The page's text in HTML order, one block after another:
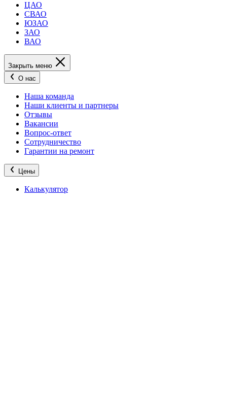
ЦАО
СВАО
ЮЗАО
ЗАО
ВАО
Закрыть меню
О нас
Наша команда
Наши клиенты и партнеры
Отзывы
Вакансии
Вопрос-ответ
Сотрудничество
Гарантии на ремонт
Цены
Калькулятор